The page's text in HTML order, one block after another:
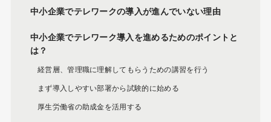
中小企業でテレワークの導入が進んでいない理由
中小企業でテレワーク導入を進めるためのポイントと
は？
経営層、管理職に理解してもらうための講習を行う
まず導入しやすい部署から試験的に始める
厚生労働省の助成金を活用する